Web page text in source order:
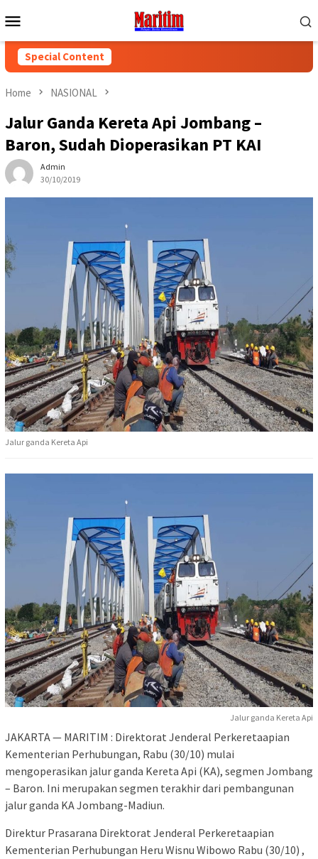
to
Menu
Special Content
Home NASIONAL
Jalur Ganda Kereta Api Jombang –
Baron, Sudah Dioperasikan PT KAI
Admin
30/10/2019
Jalur ganda Kereta Api
Jalur ganda Kereta Api
JAKARTA — MARITIM : Direktorat Jenderal Perkeretaapian
Kementerian Perhubungan, Rabu (30/10) mulai
mengoperasikan jalur ganda Kereta Api (KA), segmen Jombang
– Baron. Ini merupakan segmen terakhir dari pembangunan
jalur ganda KA Jombang-Madiun.
Direktur Prasarana Direktorat Jenderal Perkeretaapian
Kementerian Perhubungan Heru Wisnu Wibowo Rabu (30/10) ,